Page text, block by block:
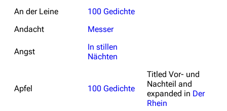
An der Leine
100 Gedichte
Andacht
Messer
Angst
In stillen
Nächten
Apfel 100 Gedichte
Titled Vor- und
Nachteil and
expanded in Der
Rhein